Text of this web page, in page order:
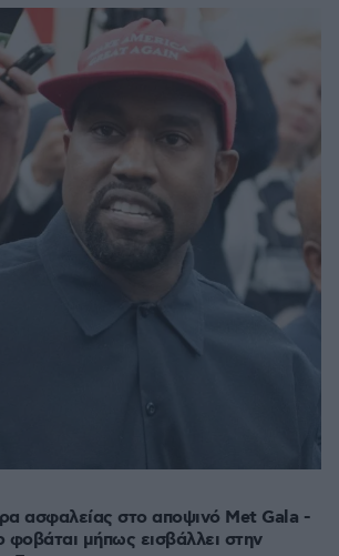
ασφαλείας στο αποψινό Met Gala -
φοβάται μήπως εισβάλλει στην